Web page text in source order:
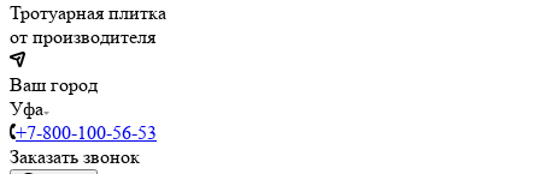
Тротуарная плитка
от производителя
Ваш город
Уфа
+7-800-100-56-53
Заказать звонок